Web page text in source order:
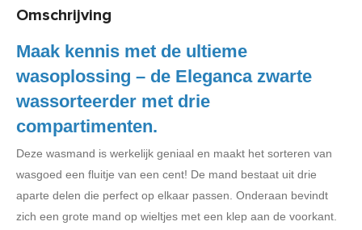
Omschrijving
Maak kennis met de ultieme
wasoplossing – de Eleganca zwarte
wassorteerder met drie
compartimenten.
Deze wasmand is werkelijk geniaal en maakt het sorteren van
wasgoed een fluitje van een cent! De mand bestaat uit drie
aparte delen die perfect op elkaar passen. Onderaan bevindt
zich een grote mand op wieltjes met een klep aan de voorkant.